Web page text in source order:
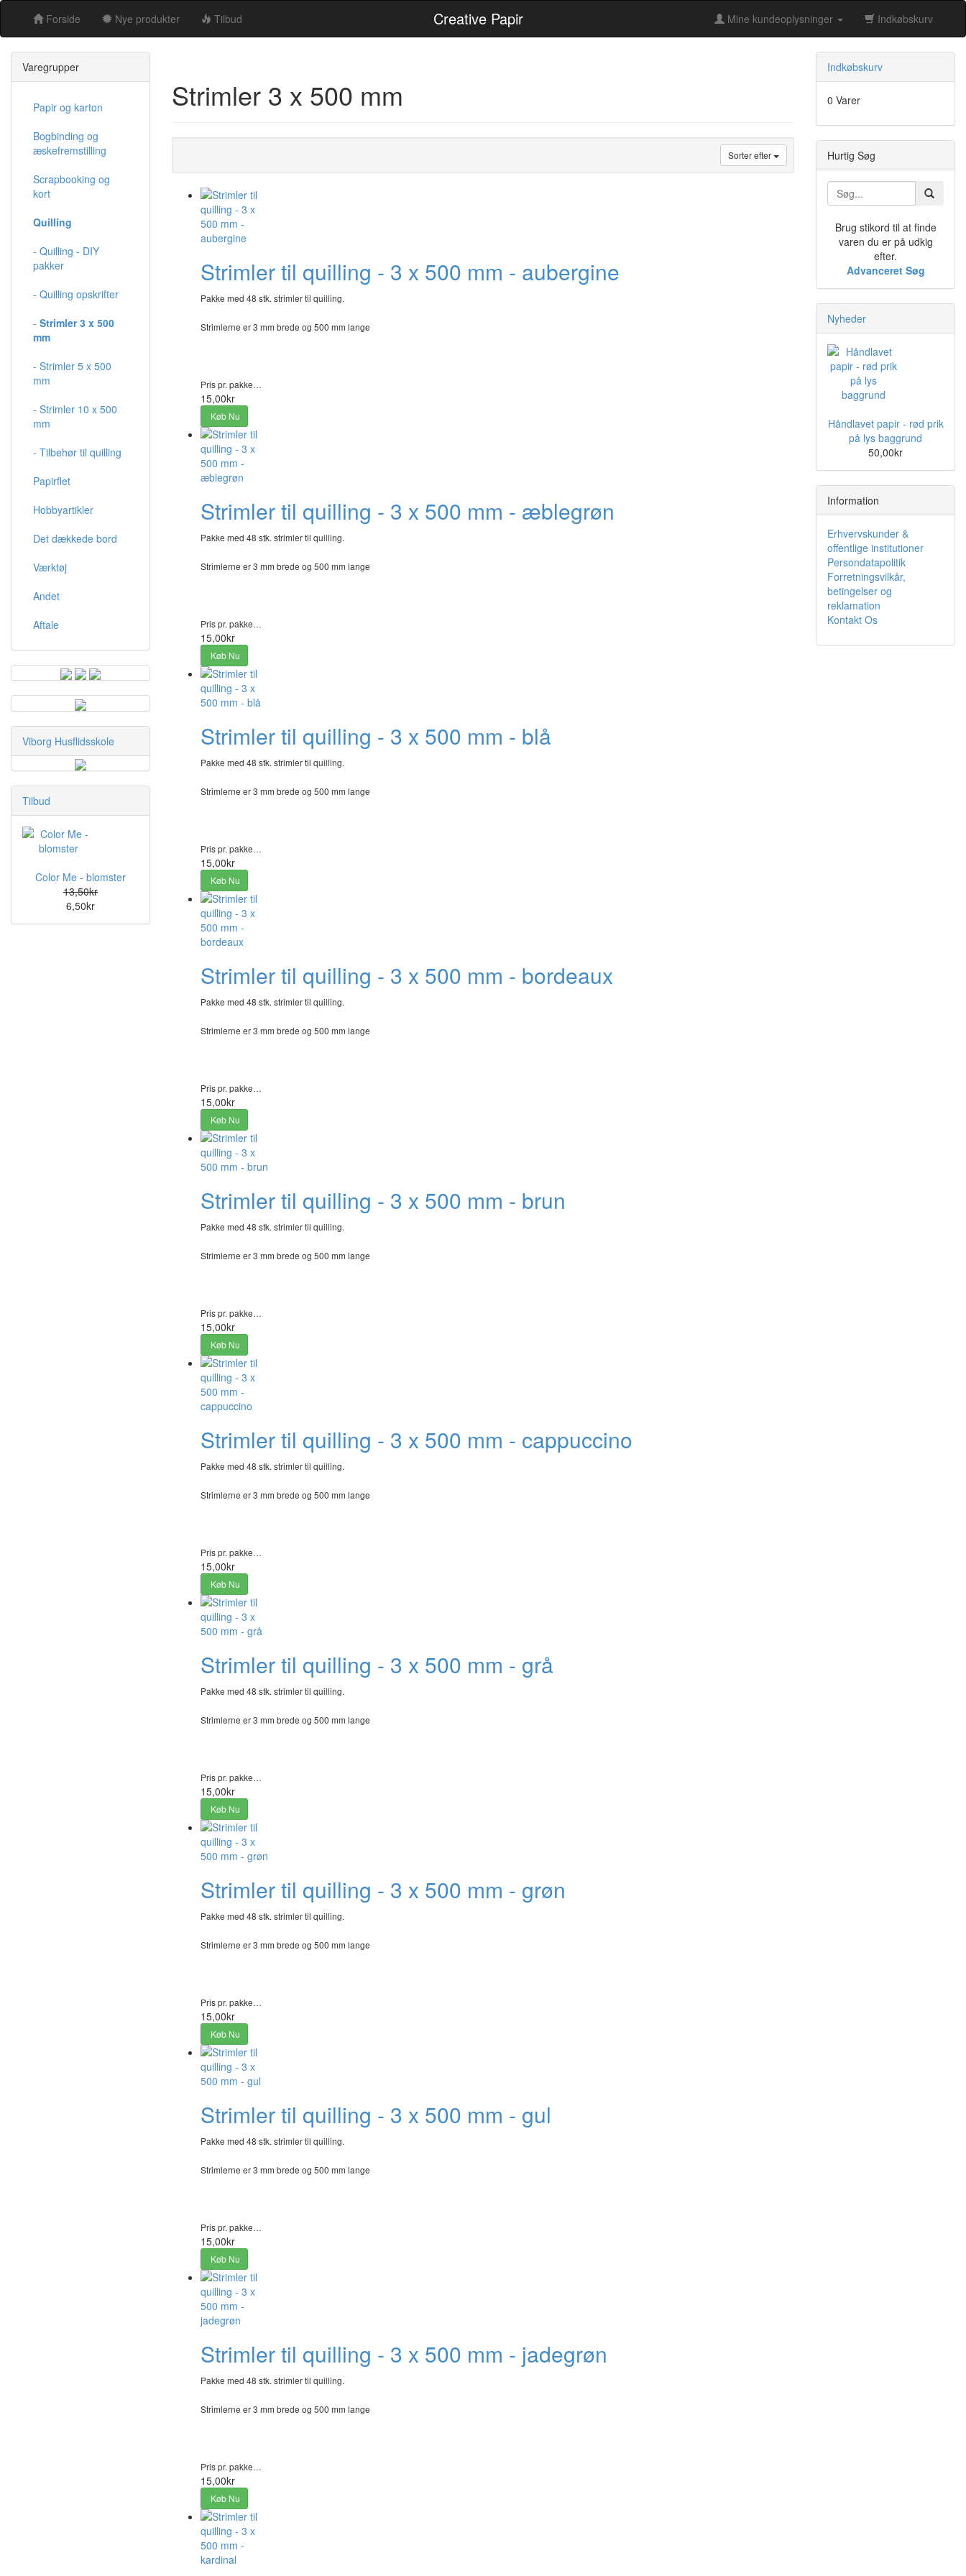
Forside Nye produkter Tilbud Mine kundeoplysninger Indkøbskurv
Creative Papir
Strimler 3 x 500 mm
Sorter efter
Strimler til quilling - 3 x 500 mm - aubergine
Pakke med 48 stk. strimler til quilling.
Strimlerne er 3 mm brede og 500 mm lange
Pris pr. pakke…
15,00kr
Køb Nu
Strimler til quilling - 3 x 500 mm - æblegrøn
Pakke med 48 stk. strimler til quilling.
Strimlerne er 3 mm brede og 500 mm lange
Pris pr. pakke…
15,00kr
Køb Nu
Strimler til quilling - 3 x 500 mm - blå
Pakke med 48 stk. strimler til quilling.
Strimlerne er 3 mm brede og 500 mm lange
Pris pr. pakke…
15,00kr
Køb Nu
Strimler til quilling - 3 x 500 mm - bordeaux
Pakke med 48 stk. strimler til quilling.
Strimlerne er 3 mm brede og 500 mm lange
Pris pr. pakke…
15,00kr
Køb Nu
Strimler til quilling - 3 x 500 mm - brun
Pakke med 48 stk. strimler til quilling.
Strimlerne er 3 mm brede og 500 mm lange
Pris pr. pakke…
15,00kr
Køb Nu
Strimler til quilling - 3 x 500 mm - cappuccino
Pakke med 48 stk. strimler til quilling.
Strimlerne er 3 mm brede og 500 mm lange
Pris pr. pakke…
15,00kr
Køb Nu
Strimler til quilling - 3 x 500 mm - grå
Pakke med 48 stk. strimler til quilling.
Strimlerne er 3 mm brede og 500 mm lange
Pris pr. pakke…
15,00kr
Køb Nu
Strimler til quilling - 3 x 500 mm - grøn
Pakke med 48 stk. strimler til quilling.
Strimlerne er 3 mm brede og 500 mm lange
Pris pr. pakke…
15,00kr
Køb Nu
Strimler til quilling - 3 x 500 mm - gul
Pakke med 48 stk. strimler til quilling.
Strimlerne er 3 mm brede og 500 mm lange
Pris pr. pakke…
15,00kr
Køb Nu
Strimler til quilling - 3 x 500 mm - jadegrøn
Pakke med 48 stk. strimler til quilling.
Strimlerne er 3 mm brede og 500 mm lange
Pris pr. pakke…
15,00kr
Køb Nu
Varegrupper
Papir og karton
Bogbinding og
æskefremstilling
Scrapbooking og
kort
Quilling
- Quilling - DIY
pakker
- Quilling opskrifter
- Strimler 3 x 500
mm
- Strimler 5 x 500
mm
- Strimler 10 x 500
mm
- Tilbehør til quilling
Papirflet
Hobbyartikler
Det dækkede bord
Værktøj
Andet
Aftale
Viborg Husflidsskole
Tilbud
Color Me - blomster
13,50kr
6,50kr
Indkøbskurv
0 Varer
Hurtig Søg
Brug stikord til at finde
varen du er på udkig
efter.
Advanceret Søg
Nyheder
Håndlavet papir - rød prik
på lys baggrund
50,00kr
Information
Erhvervskunder &
offentlige institutioner
Persondatapolitik
Forretningsvilkår,
betingelser og
reklamation
Kontakt Os